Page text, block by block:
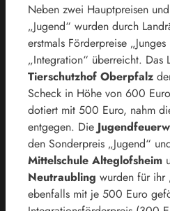
Neben zwei Hauptpreisen
„Jugend“ wurden durch
erstmals Förderpreise
„Integration“ überreicht. Das
Tierschutzhof Oberpfalz
Scheck in Höhe von 600
dotiert mit 500 Euro, nahm
entgegen. Die
den Sonderpreis „Jugend“
Mittelschule Alteglofsheim
Neutraubling wurden für ihr
ebenfalls mit je 500 Euro